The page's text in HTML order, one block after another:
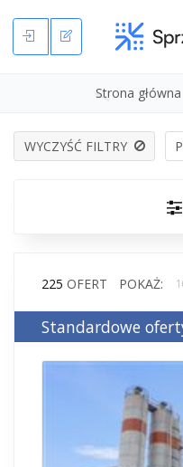
Strona główna
WYCZYŚĆ FILTRY
225 OFERT POKAŻ:
Standardowe